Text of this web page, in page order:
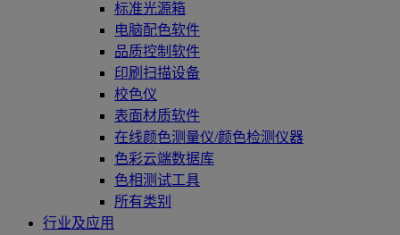
标准光源箱
电脑配色软件
品质控制软件
印刷扫描设备
校色仪
表面材质软件
在线颜色测量仪/颜色检测仪器
色彩云端数据库
色相测试工具
所有类别
行业及应用